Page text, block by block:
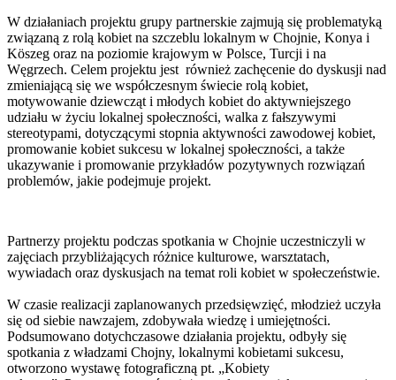
W działaniach projektu grupy partnerskie zajmują się problematyką
związaną z rolą kobiet na szczeblu lokalnym w Chojnie, Konya i
Köszeg oraz na poziomie krajowym w Polsce, Turcji i na
Węgrzech. Celem projektu jest również zachęcenie do dyskusji nad
zmieniającą się we współczesnym świecie rolą kobiet,
motywowanie dziewcząt i młodych kobiet do aktywniejszego
udziału w życiu lokalnej społeczności, walka z fałszywymi
stereotypami, dotyczącymi stopnia aktywności zawodowej kobiet,
promowanie kobiet sukcesu w lokalnej społeczności, a także
ukazywanie i promowanie przykładów pozytywnych rozwiązań
problemów, jakie podejmuje projekt.
Partnerzy projektu podczas spotkania w Chojnie uczestniczyli w
zajęciach przybliżających różnice kulturowe, warsztatach,
wywiadach oraz dyskusjach na temat roli kobiet w społeczeństwie.
W czasie realizacji zaplanowanych przedsięwzięć, młodzież uczyła
się od siebie nawzajem, zdobywała wiedzę i umiejętności.
Podsumowano dotychczasowe działania projektu, odbyły się
spotkania z władzami Chojny, lokalnymi kobietami sukcesu,
otworzono wystawę fotograficzną pt. „Kobiety